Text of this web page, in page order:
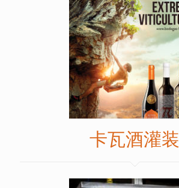
卡瓦酒灌装